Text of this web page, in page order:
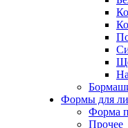
Формы для
Форма
Прочее